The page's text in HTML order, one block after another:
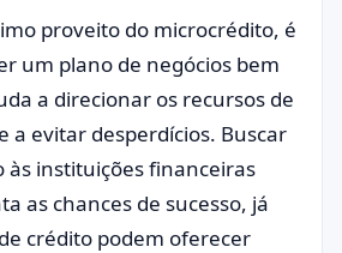
proveito do microcrédito, é
um plano de negócios bem
a direcionar os recursos de
a evitar desperdícios. Buscar
instituições financeiras
as chances de sucesso, já
crédito podem oferecer